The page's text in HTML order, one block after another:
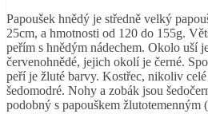
Papoušek hnědý je středně velký
25cm, a hmotnosti od 120 do 155g.
peřím s hnědým nádechem. Okolo uší
červenohnědé, jejich okolí je černé.
peří je žluté barvy. Kostřec, nikoliv
šedomodré. Nohy a zobák jsou
podobný s papouškem žlutotemenným (